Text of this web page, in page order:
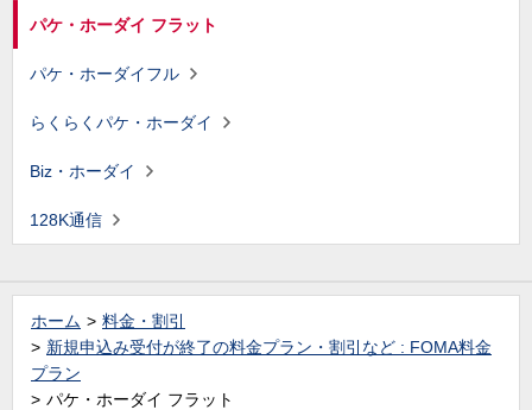
パケ・ホーダイ フラット
パケ・ホーダイフル
らくらくパケ・ホーダイ
Biz・ホーダイ
128K通信
ホーム
料金・割引
新規申込み受付が終了の料金プラン・割引など : FOMA料金
プラン
パケ・ホーダイ フラット